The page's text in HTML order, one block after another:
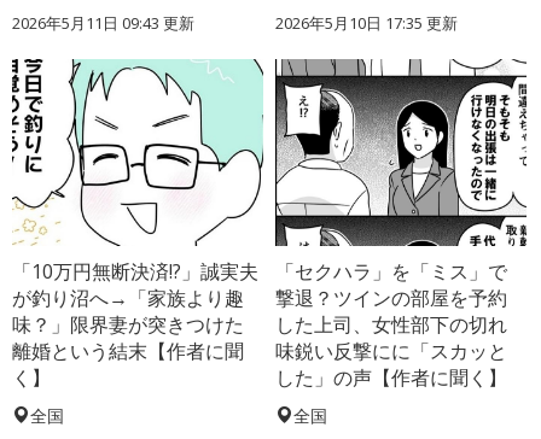
2026年5月11日 09:43 更新 2026年5月10日 17:35 更新
「10万円無断決済!?」誠実夫
が釣り沼へ→「家族より趣
味？」限界妻が突きつけた
離婚という結末【作者に聞
く】
全国
「セクハラ」を「ミス」で
撃退？ツインの部屋を予約
した上司、女性部下の切れ
味鋭い反撃にに「スカッと
した」の声【作者に聞く】
全国